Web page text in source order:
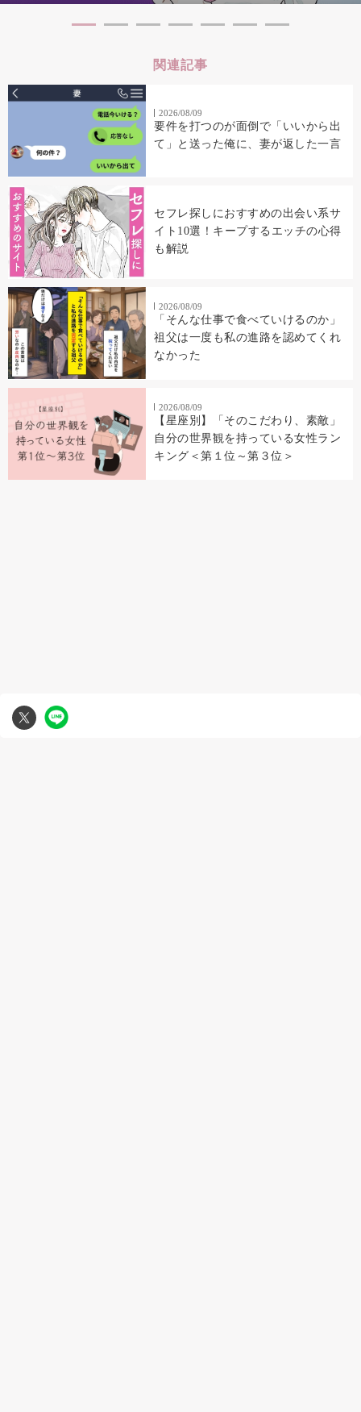
関連記事
2026/08/09
要件を打つのが面倒で「いいから出
て」と送った俺に、妻が返した一言
セフレ探しにおすすめの出会い系サ
イト10選！キープするエッチの心得
も解説
2026/08/09
「そんな仕事で食べていけるのか」
祖父は一度も私の進路を認めてくれ
なかった
2026/08/09
【星座別】「そのこだわり、素敵」
自分の世界観を持っている女性ラン
キング＜第１位～第３位＞